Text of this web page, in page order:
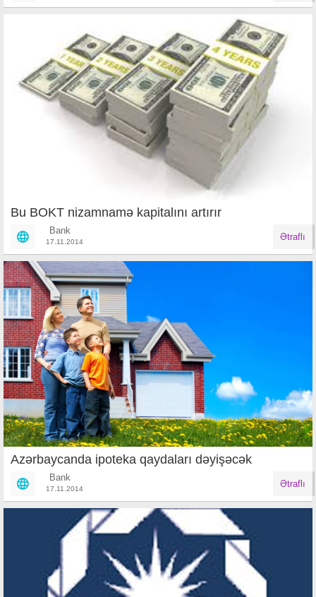
Bu BOKT nizamnamə kapitalını artırır
Bank
17.11.2014 Ətraflı
Azərbaycanda ipoteka qaydaları dəyişəcək
Bank
17.11.2014 Ətraflı